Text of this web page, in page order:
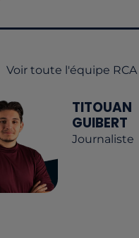
Voir toute l'équipe RCA
TITOUAN
GUIBERT
Journaliste